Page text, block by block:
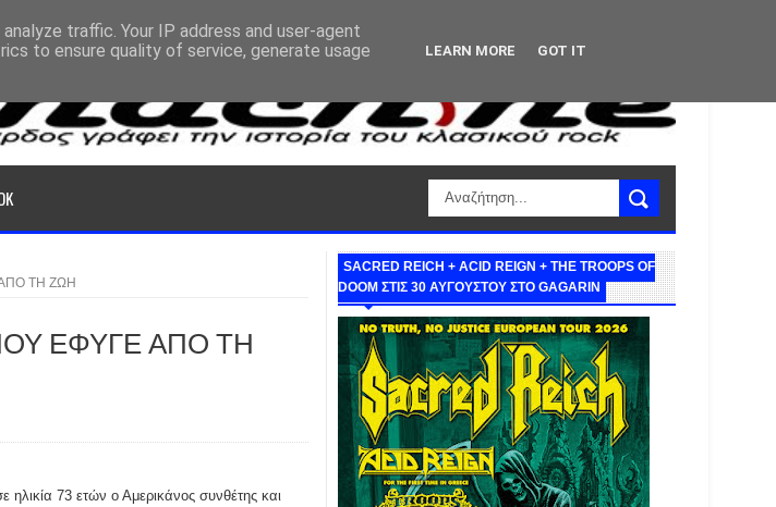
ΤΗ ΖΩΗ
ΠΟΥ ΕΦΥΓΕ ΑΠΟ ΤΗ
73 ετών ο Αμερικάνος συνθέτης και
SACRED REICH + ACID REIGN + THE TROOPS OF
DOOM ΣΤΙΣ 30 ΑΥΓΟΥΣΤΟΥ ΣΤΟ GAGARIN
traffic. Your IP address and user-agent
to ensure quality of service, generate usage
LEARN MORE GOT IT